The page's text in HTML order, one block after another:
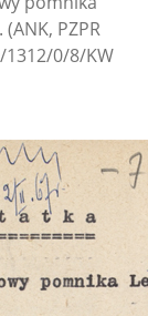
PZPR
1312/0/8/KW